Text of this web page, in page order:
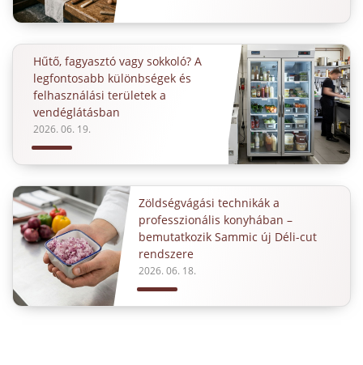
Hűtő, fagyasztó vagy sokkoló? A
legfontosabb különbségek és
felhasználási területek a
vendéglátásban
2026. 06. 19.
Zöldségvágási technikák a
professzionális konyhában –
bemutatkozik Sammic új Déli-cut
rendszere
2026. 06. 18.